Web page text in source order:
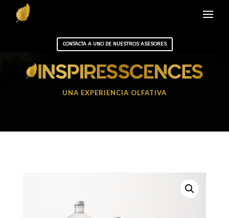
CONTACTA A UNO DE NUESTROS ASESORES
UNA EXPERIENCIA OLFATIVA